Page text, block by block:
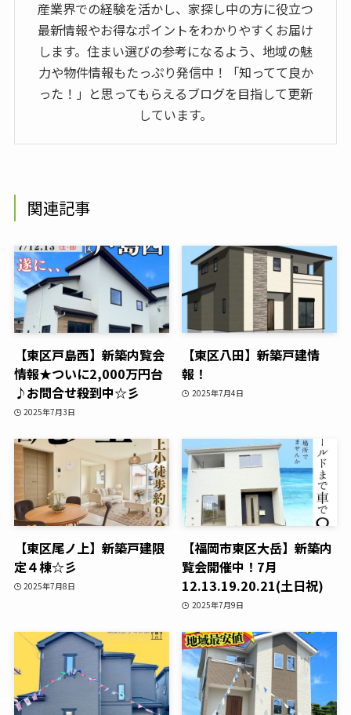
産業界での経験を活かし、家探し中の方に役立つ
最新情報やお得なポイントをわかりやすくお届け
します。住まい選びの参考になるよう、地域の魅
力や物件情報もたっぷり発信中！「知ってて良か
った！」と思ってもらえるブログを目指して更新
しています。
関連記事
【東区戸島西】新築内覧会
情報★ついに2,000万円台
♪お問合せ殺到中☆彡
2025年7月3日
【東区八田】新築戸建情
報！
2025年7月4日
【東区尾ノ上】新築戸建限
定４棟☆彡
2025年7月8日
【福岡市東区大岳】新築内
覧会開催中！7月
12.13.19.20.21(土日祝)
2025年7月9日